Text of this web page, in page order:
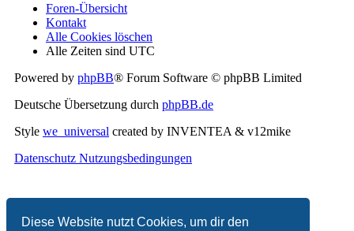
Diese Website nutzt Cookies, um dir den
Foren-Übersicht
Kontakt
Alle Cookies löschen
Alle Zeiten sind UTC
Powered by phpBB® Forum Software © phpBB Limited
Deutsche Übersetzung durch phpBB.de
Style we_universal created by INVENTEA & v12mike
Datenschutz Nutzungsbedingungen